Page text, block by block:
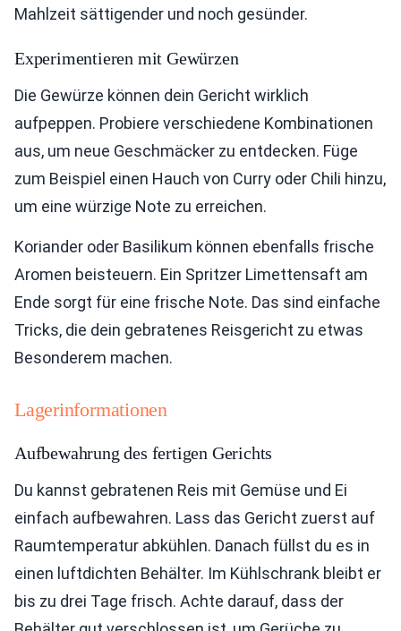
Mahlzeit sättigender und noch gesünder.
Experimentieren mit Gewürzen
Die Gewürze können dein Gericht wirklich
aufpeppen. Probiere verschiedene Kombinationen
aus, um neue Geschmäcker zu entdecken. Füge
zum Beispiel einen Hauch von Curry oder Chili hinzu,
um eine würzige Note zu erreichen.
Koriander oder Basilikum können ebenfalls frische
Aromen beisteuern. Ein Spritzer Limettensaft am
Ende sorgt für eine frische Note. Das sind einfache
Tricks, die dein gebratenes Reisgericht zu etwas
Besonderem machen.
Lagerinformationen
Aufbewahrung des fertigen Gerichts
Du kannst gebratenen Reis mit Gemüse und Ei
einfach aufbewahren. Lass das Gericht zuerst auf
Raumtemperatur abkühlen. Danach füllst du es in
einen luftdichten Behälter. Im Kühlschrank bleibt er
bis zu drei Tage frisch. Achte darauf, dass der